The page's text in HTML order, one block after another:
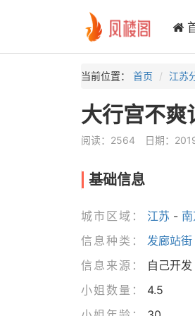
当前位置： 首页 江苏
大行宫不爽
阅读：2564 日期：
基础信息
城市区域： 江苏 -
信息种类：
发廊站街
信息来源：
自己开发
小姐数量：
4.5